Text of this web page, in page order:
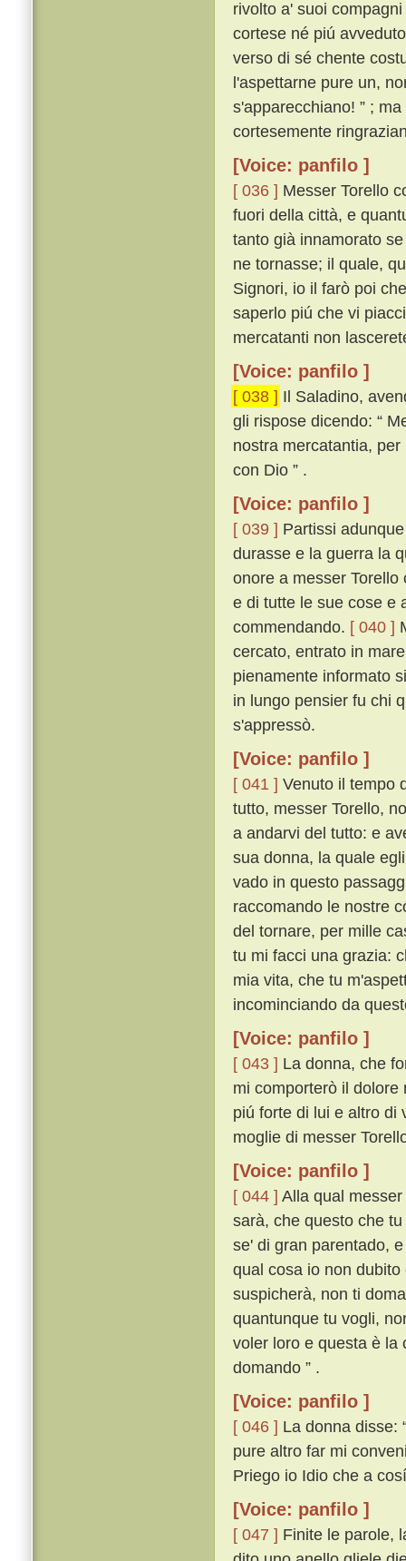
rivolto a' suoi
cortese né piú
verso di sé chente
l'aspettarne pure un,
s'apparecchiano! ” ;
cortesemente
[Voice: panfilo ]
[ 036 ] Messer Torello
fuori della città, e
tanto già innamorato
ne tornasse; il quale,
Signori, io il farò poi
saperlo piú che vi
mercatanti non
[Voice: panfilo ]
[ 038 ] Il Saladino,
gli rispose dicendo: “
nostra mercatantia,
con Dio ” .
[Voice: panfilo ]
[ 039 ] Partissi
durasse e la guerra la
onore a messer
e di tutte le sue cose e
commendando. [ 040 ]
cercato, entrato in
pienamente informato
in lungo pensier fu chi
s'appressò.
[Voice: panfilo ]
[ 041 ] Venuto il tempo
tutto, messer Torello,
a andarvi del tutto: e
sua donna, la quale
vado in questo
raccomando le nostre
del tornare, per mille
tu mi facci una grazia:
mia vita, che tu
incominciando da
[Voice: panfilo ]
[ 043 ] La donna, che
mi comporterò il
piú forte di lui e altro di
moglie di messer
[Voice: panfilo ]
[ 044 ] Alla qual
sarà, che questo che
se' di gran parentado,
qual cosa io non
suspicherà, non ti
quantunque tu vogli,
voler loro e questa è la
domando ” .
[Voice: panfilo ]
[ 046 ] La donna disse:
pure altro far mi
Priego io Idio che a
[Voice: panfilo ]
[ 047 ] Finite le parole,